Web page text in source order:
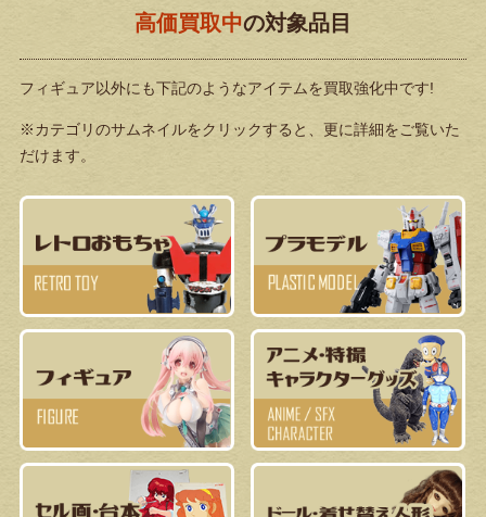
高価買取中の対象品目
フィギュア以外にも下記のようなアイテムを買取強化中です!
※カテゴリのサムネイルをクリックすると、更に詳細をご覧いた
だけます。